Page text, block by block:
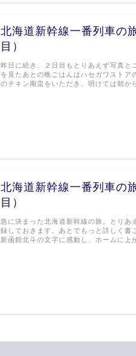
北海道新幹線一番列車の
目）
昨日に続き、２日目もとりあえず写真と
を見たあとの晩ごはんはハセガワストア
のチキン南蛮をいただき、明けては朝か
北海道新幹線一番列車の
目）
急に決まった北海道新幹線の旅。とりあ
録しておきます。あとでもっと詳しく書
新函館北斗の文字に感動し、ホームに上